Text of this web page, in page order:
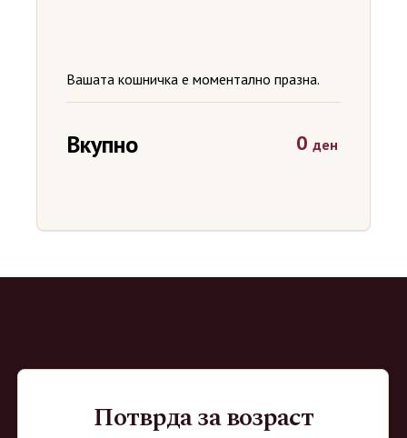
Вашата кошничка е моментално празна.
Вкупно 0 ден
ВиноМаркетПотврда за возраст